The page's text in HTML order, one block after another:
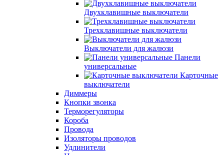
Двухклавишные выключатели
Трехклавишные выключатели
Выключатели для жалюзи
Панели
универсальные
Карточные
выключатели
Диммеры
Кнопки звонка
Терморегуляторы
Короба
Провода
Изоляторы проводов
Удлинители